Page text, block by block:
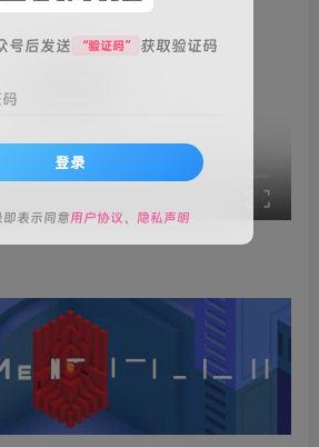
号后发送 “验证码” 获取验证码
登录
即表示同意用户协议 、 隐私声明